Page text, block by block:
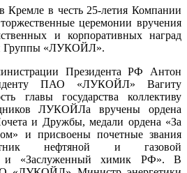
в честь 25-летия Компании
церемонии вручения
и корпоративных наград
Группы «ЛУКОЙЛ».
Президента РФ Антон
ПАО «ЛУКОЙЛ» Вагиту
главы государства коллективу
ЛУКОЙЛа вручены ордена
и Дружбы, медали ордена «За
и присвоены почетные звания
нефтяной и газовой
и «Заслуженный химик РФ». В